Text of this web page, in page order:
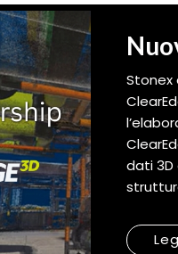
Stonex
dati 3D